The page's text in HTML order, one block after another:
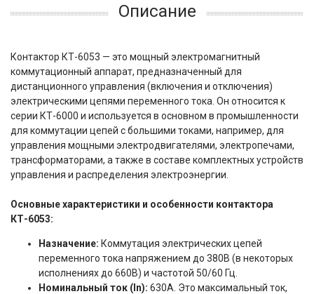
Описание
Контактор КТ-6053 — это мощный электромагнитный
коммутационный аппарат, предназначенный для
дистанционного управления (включения и отключения)
электрическими цепями переменного тока. Он относится к
серии КТ-6000 и используется в основном в промышленности
для коммутации цепей с большими токами, например, для
управления мощными электродвигателями, электропечами,
трансформаторами, а также в составе комплектных устройств
управления и распределения электроэнергии.
Основные характеристики и особенности контактора
КТ-6053:
Назначение: Коммутация электрических цепей
переменного тока напряжением до 380В (в некоторых
исполнениях до 660В) и частотой 50/60 Гц.
Номинальный ток (In): 630А. Это максимальный ток,